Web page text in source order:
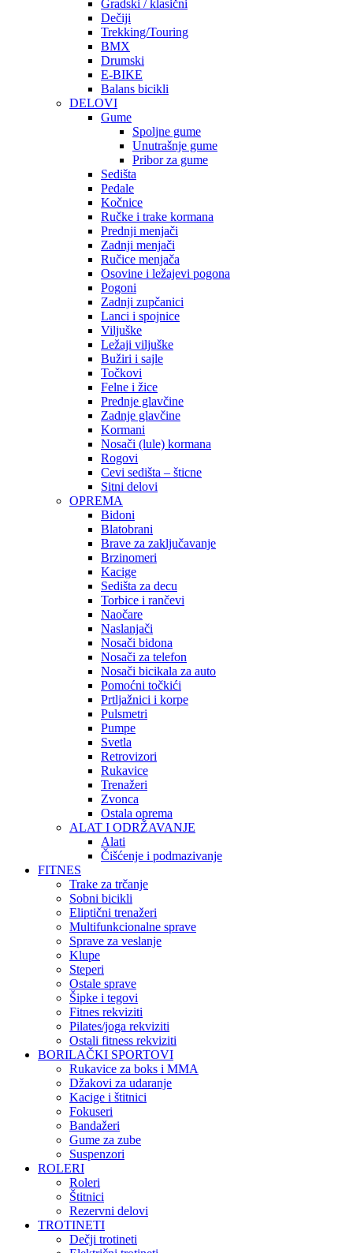
Gradski / klasični
Dečiji
Trekking/Touring
BMX
Drumski
E-BIKE
Balans bicikli
DELOVI
Gume
Spoljne gume
Unutrašnje gume
Pribor za gume
Sedišta
Pedale
Kočnice
Ručke i trake kormana
Prednji menjači
Zadnji menjači
Ručice menjača
Osovine i ležajevi pogona
Pogoni
Zadnji zupčanici
Lanci i spojnice
Viljuške
Ležaji viljuške
Bužiri i sajle
Točkovi
Felne i žice
Prednje glavčine
Zadnje glavčine
Kormani
Nosači (lule) kormana
Rogovi
Cevi sedišta – šticne
Sitni delovi
OPREMA
Bidoni
Blatobrani
Brave za zaključavanje
Brzinomeri
Kacige
Sedišta za decu
Torbice i rančevi
Naočare
Naslanjači
Nosači bidona
Nosači za telefon
Nosači bicikala za auto
Pomoćni točkići
Prtljažnici i korpe
Pulsmetri
Pumpe
Svetla
Retrovizori
Rukavice
Trenažeri
Zvonca
Ostala oprema
ALAT I ODRŽAVANJE
Alati
Čišćenje i podmazivanje
FITNES
Trake za trčanje
Sobni bicikli
Eliptični trenažeri
Multifunkcionalne sprave
Sprave za veslanje
Klupe
Steperi
Ostale sprave
Šipke i tegovi
Fitnes rekviziti
Pilates/joga rekviziti
Ostali fitness rekviziti
BORILAČKI SPORTOVI
Rukavice za boks i MMA
Džakovi za udaranje
Kacige i štitnici
Fokuseri
Bandažeri
Gume za zube
Suspenzori
ROLERI
Roleri
Štitnici
Rezervni delovi
TROTINETI
Dečji trotineti